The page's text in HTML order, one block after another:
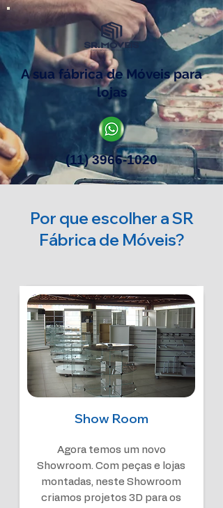
A sua fábrica de Móveis para
lojas
(11) 3966-1020
Por que escolher a SR
Fábrica de Móveis?
Show Room
Agora temos um novo
Showroom. Com peças e lojas
montadas, neste Showroom
criamos projetos 3D para os